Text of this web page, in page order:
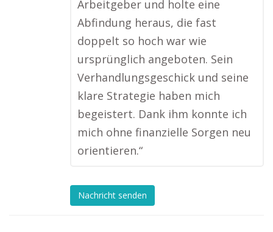
Arbeitgeber und holte eine
Abfindung heraus, die fast
doppelt so hoch war wie
ursprünglich angeboten. Sein
Verhandlungsgeschick und seine
klare Strategie haben mich
begeistert. Dank ihm konnte ich
mich ohne finanzielle Sorgen neu
orientieren.“
Nachricht senden